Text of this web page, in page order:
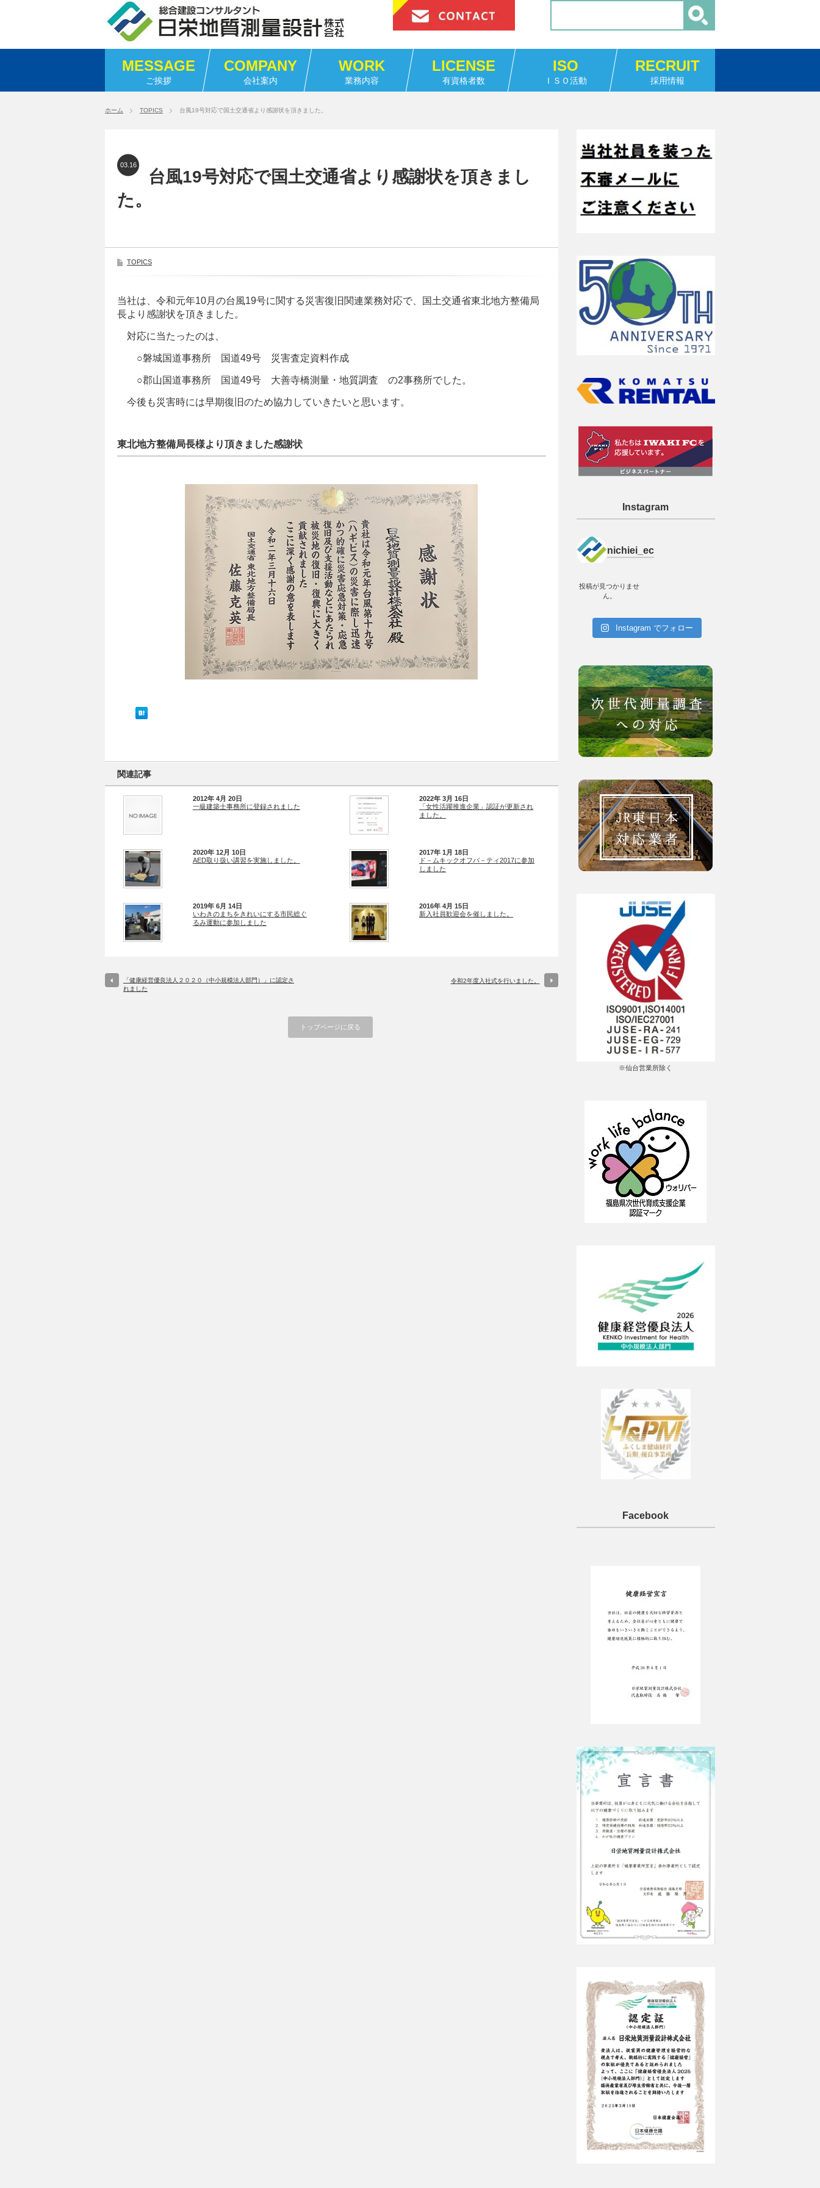
MESSAGE
ご挨拶
COMPANY
会社案内
WORK
業務内容
LICENSE
有資格者数
ISO
ＩＳＯ活動
RECRUIT
採用情報
ホーム TOPICS 台風19号対応で国土交通省より感謝状を頂きました。
03.16
台風19号対応で国土交通省より感謝状を頂きまし
た。
TOPICS
当社は、令和元年10月の台風19号に関する災害復旧関連業務対応で、国土交通省東北地方整備局
長より感謝状を頂きました。
対応に当たったのは、
○磐城国道事務所 国道49号 災害査定資料作成
○郡山国道事務所 国道49号 大善寺橋測量・地質調査 の2事務所でした。
今後も災害時には早期復旧のため協力していきたいと思います。
東北地方整備局長様より頂きました感謝状
関連記事
2012年 4月 20日
一級建築士事務所に登録されました
2022年 3月 16日
「女性活躍推進企業」認証が更新され
ました。
2020年 12月 10日
AED取り扱い講習を実施しました。
2017年 1月 18日
ド－ムキックオフパ－ティ2017に参加
しました
2019年 6月 14日
いわきのまちをきれいにする市民総ぐ
るみ運動に参加しました
2016年 4月 15日
新入社員歓迎会を催しました。
「健康経営優良法人２０２０（中小規模法人部門）」に認定さ
れました
令和2年度入社式を行いました。
トップページに戻る
Instagram
nichiei_ec
投稿が見つかりませ
ん。
Instagram でフォロー
※仙台営業所除く
Facebook